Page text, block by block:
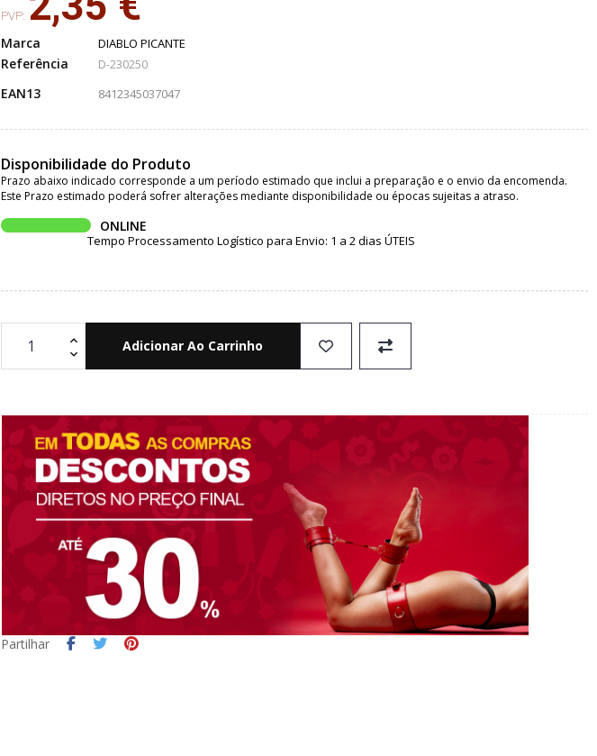
PVP:
Marca DIABLO PICANTE
Referência D-230250
EAN13 8412345037047
Disponibilidade do Produto
Prazo abaixo indicado corresponde a um período estimado que inclui a preparação e o envio da encomenda.
Este Prazo estimado poderá sofrer alterações mediante disponibilidade ou épocas sujeitas a atraso.
ONLINE
Tempo Processamento Logístico para Envio: 1 a 2 dias ÚTEIS
Adicionar Ao Carrinho
Partilhar